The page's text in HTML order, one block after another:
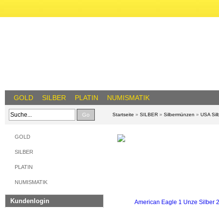
GOLD SILBER PLATIN NUMISMATIK
Go Startseite » SILBER » Silbermünzen » USA
GOLD
SILBER
PLATIN
NUMISMATIK
Kundenlogin